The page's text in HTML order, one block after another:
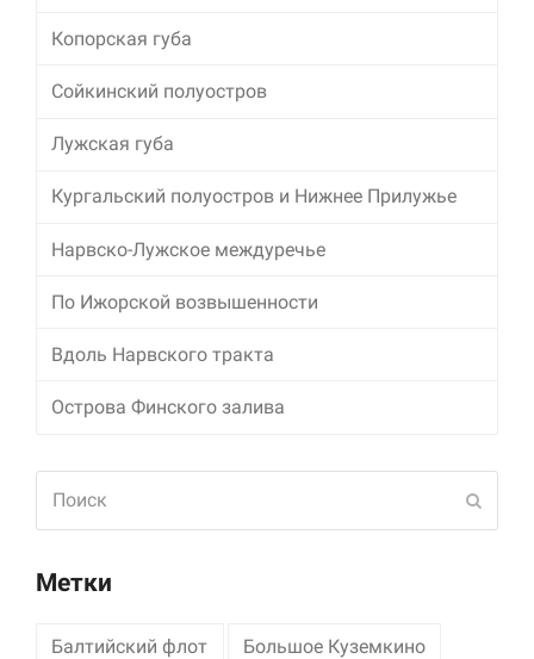
Копорская губа
Сойкинский полуостров
Лужская губа
Кургальский полуостров и Нижнее Прилужье
Нарвско-Лужское междуречье
По Ижорской возвышенности
Вдоль Нарвского тракта
Острова Финского залива
Метки
Балтийский флот Большое Куземкино